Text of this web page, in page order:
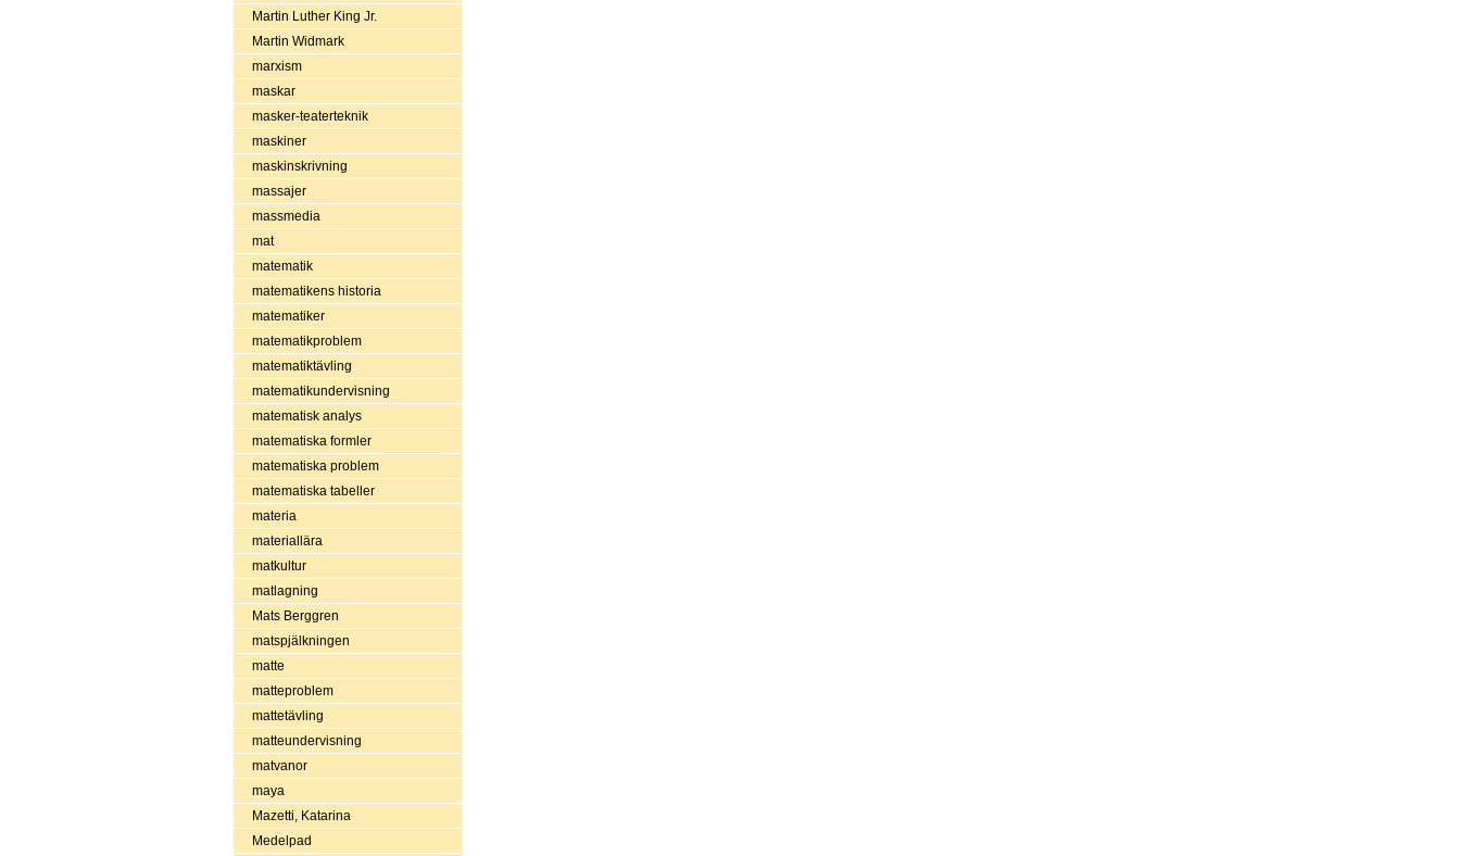
Martin Luther King Jr.
Martin Widmark
marxism
maskar
masker-teaterteknik
maskiner
maskinskrivning
massajer
massmedia
mat
matematik
matematikens historia
matematiker
matematikproblem
matematiktävling
matematikundervisning
matematisk analys
matematiska formler
matematiska problem
matematiska tabeller
materia
materiallära
matkultur
matlagning
Mats Berggren
matspjälkningen
matte
matteproblem
mattetävling
matteundervisning
matvanor
maya
Mazetti, Katarina
Medelpad